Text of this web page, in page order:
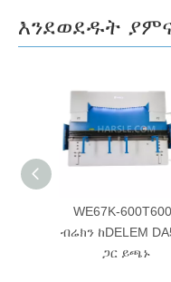
እንደወደዱት
WE67K-
ብሬክን ከDELEM
ጋር ይጫኑ